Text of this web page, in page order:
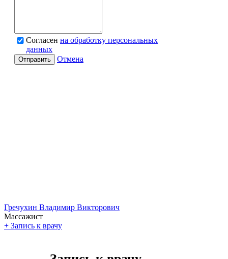
Согласен на обработку персональных
данных
Отправить Отмена
Гречухин Владимир Викторович
Массажист
+ Запись к врачу